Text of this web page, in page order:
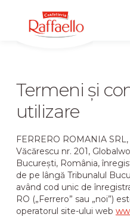
content
Termeni și
utilizare
FERRERO ROMANIA
Văcărescu nr. 201,
București, România,
de pe lângă Tribunalul
având cod unic de
RO („Ferrero” sau „noi”)
operatorul site-ului web